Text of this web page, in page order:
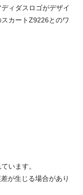
ィダスロゴがデザイ
カートZ9226とのワ
います。
が生じる場合があり